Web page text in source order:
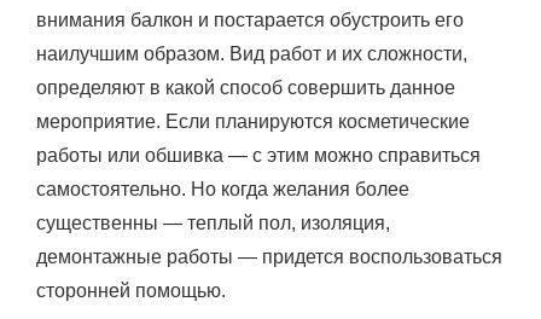
внимания балкон и постарается обустроить его
наилучшим образом. Вид работ и их сложности,
определяют в какой способ совершить данное
мероприятие. Если планируются косметические
работы или обшивка — с этим можно справиться
самостоятельно. Но когда желания более
существенны — теплый пол, изоляция,
демонтажные работы — придется воспользоваться
сторонней помощью.